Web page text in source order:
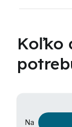
Koľko
Na